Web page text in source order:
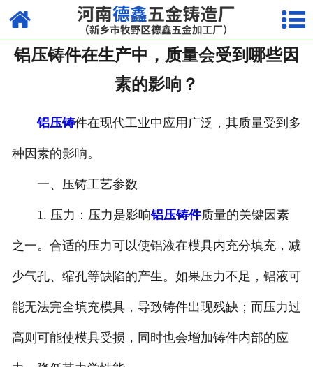
网站首页
走进我们
荣誉资质
铝压铸件在生产中，质量会受到哪些因
素的影响？
铝压铸件在现代工业中应用广泛，其质量受到多
种因素的影响。
一、压铸工艺参数
1. 压力：压力是影响铝压铸件质量的关键因素
之一。合适的压力可以使铝液在模具内充分填充，减
少气孔、缩孔等缺陷的产生。如果压力不足，铝液可
能无法完全填充模具，导致铸件出现残缺；而压力过
高则可能使模具受损，同时也会增加铸件内部的应